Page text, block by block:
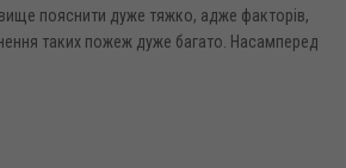
пояснити дуже тяжко, адже факторів,
таких пожеж дуже багато. Насамперед